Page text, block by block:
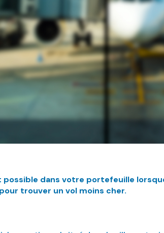
possible dans votre portefeuille
trouver un vol moins cher.